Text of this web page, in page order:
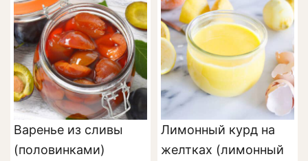
Варенье из сливы
(половинками)
Лимонный курд на
желтках (лимонный